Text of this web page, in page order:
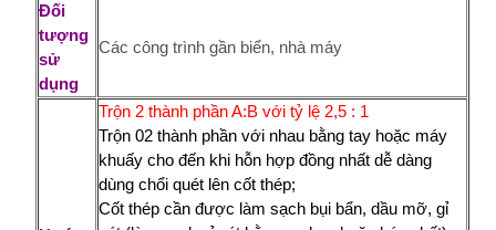
Đối
tượng
sử
dụng
Các công trình gần biển, nhà máy
Trộn 2 thành phần A:B với tỷ lệ 2,5 : 1
Trộn 02 thành phần với nhau bằng tay hoặc máy
khuấy cho đến khi hỗn hợp đồng nhất dễ dàng
dùng chổi quét lên cốt thép;
Cốt thép cần được làm sạch bụi bẩn, dầu mỡ, gỉ